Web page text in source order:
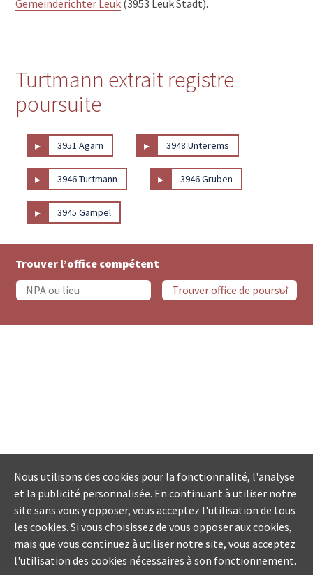
Gemeinderichter Leuk (3953 Leuk Stadt).
Turtmann extrait registre
poursuite
▸ 3951 Agarn ▸ 3948 Unterems
▸ 3946 Turtmann ▸ 3946 Gruben
▸ 3945 Gampel
Trouver l’office compétent
Nous utilisons des cookies pour la fonctionnalité, l'analyse
et la publicité personnalisée. En continuant à utiliser notre
site sans vous y opposer, vous acceptez l'utilisation de tous
les cookies. Si vous choisissez de vous opposer aux cookies,
mais que vous continuez à utiliser notre site, vous acceptez
l'utilisation des cookies nécessaires à son fonctionnement.